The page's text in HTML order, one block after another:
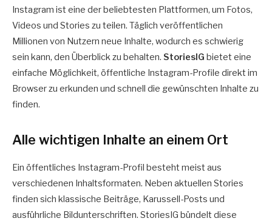
Instagram ist eine der beliebtesten Plattformen, um Fotos,
Videos und Stories zu teilen. Täglich veröffentlichen
Millionen von Nutzern neue Inhalte, wodurch es schwierig
sein kann, den Überblick zu behalten. StoriesIG bietet eine
einfache Möglichkeit, öffentliche Instagram-Profile direkt im
Browser zu erkunden und schnell die gewünschten Inhalte zu
finden.
Alle wichtigen Inhalte an einem Ort
Ein öffentliches Instagram-Profil besteht meist aus
verschiedenen Inhaltsformaten. Neben aktuellen Stories
finden sich klassische Beiträge, Karussell-Posts und
ausführliche Bildunterschriften. StoriesIG bündelt diese